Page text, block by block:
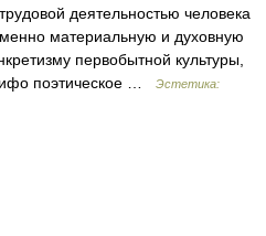
деятельностью человека
материальную и духовную
первобытной культуры,
поэтическое …
Эстетика: